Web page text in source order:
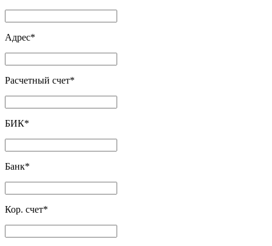
Адрес*
Расчетный счет*
БИК*
Банк*
Кор. счет*